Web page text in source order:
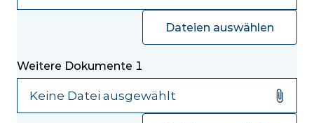
Dateien auswählen
Weitere Dokumente 1